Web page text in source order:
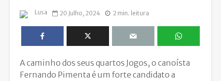
Lusa 20 Julho, 2024 2 min. leitura
A caminho dos seus quartos Jogos, o canoísta
Fernando Pimenta é um forte candidato a